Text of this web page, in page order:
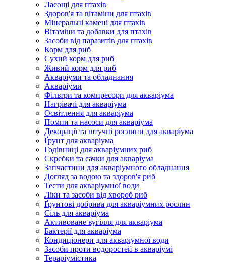
Ласощі для птахів
Здоров'я та вітаміни для птахів
Мінеральні камені для птахів
Вітаміни та добавки для птахів
Засоби від паразитів для птахів
Корм для риб
Сухий корм для риб
Живий корм для риб
Акваріуми та обладнання
Акваріуми
Фільтри та компресори для акваріума
Нагрівачі для акваріума
Освітлення для акваріума
Помпи та насоси для акваріума
Декорації та штучні рослини для акваріума
Ґрунт для акваріума
Годівниці для акваріумних риб
Скребки та сачки для акваріума
Запчастини для акваріумного обладнання
Догляд за водою та здоров'я риб
Тести для акваріумної води
Ліки та засоби від хвороб риб
Ґрунтові добрива для акваріумних рослин
Сіль для акваріума
Активоване вугілля для акваріума
Бактерії для акваріума
Кондиціонери для акваріумної води
Засоби проти водоростей в акваріумі
Тераріумістика